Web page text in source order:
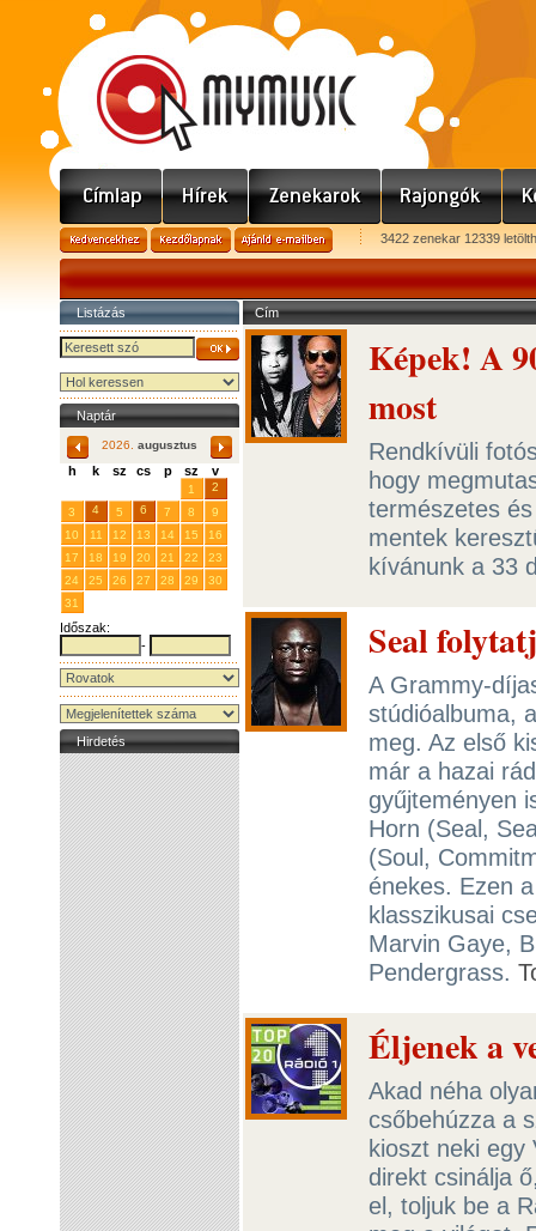
3422 zenekar 12339
Listázás
Naptár
2026. augusztus
h k sz cs p sz v
1
2
3
4 5 6 7 8
9
10
11 12 13 14 15
16
17
18 19 20 21 22
23
24
25 26 27 28 29
30
31
Időszak:
-
Hirdetés
Cím
Képek! A
most
Rendkívüli
hogy
természetes
mentek
kívánunk a 33
Seal
A Grammy-
stúdióalbuma,
meg. Az első
már a hazai
gyűjteményen
Horn (Seal,
(Soul,
énekes. Ezen
klasszikusai
Marvin Gaye,
Pendergrass.
Éljenek a
Akad néha
csőbehúzza a
kioszt neki egy
direkt csinálja
el, toljuk be a